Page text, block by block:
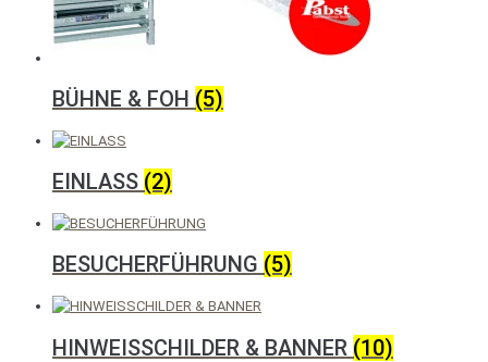
BÜHNE & FOH (5)
EINLASS (2)
BESUCHERFÜHRUNG (5)
HINWEISSCHILDER & BANNER (10)